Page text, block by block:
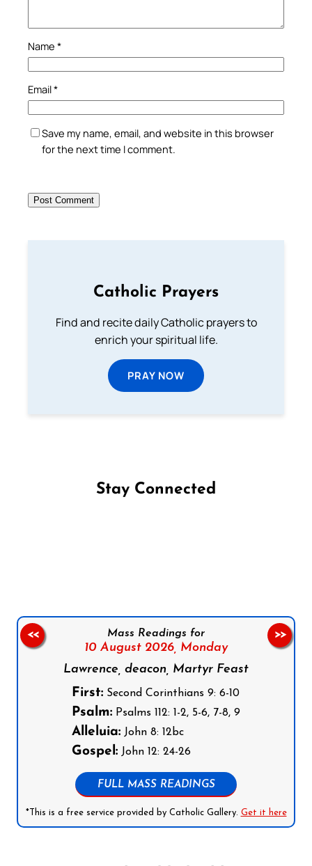
Name *
Email*
Save my name, email, and website in this browser
for the next time I comment.
Catholic Prayers
Find and recite daily Catholic prayers to
enrich your spiritual life.
PRAY NOW
Stay Connected
Mass Readings for
10 August 2026, Monday
Lawrence, deacon, Martyr Feast
First: Second Corinthians 9: 6-10
Psalm: Psalms 112: 1-2, 5-6, 7-8, 9
Alleluia: John 8: 12bc
Gospel: John 12: 24-26
FULL MASS READINGS
*This is a free service provided by Catholic Gallery. Get it here
<< >>